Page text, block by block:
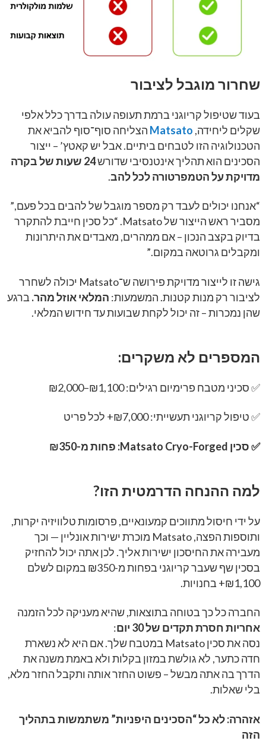
שחרור מוגבל לציבור
בעוד שטיפול קריוגני ברמת תעופה עולה בדרך כלל אלפי
שקלים ליחידה, Matsato הצליחה סוף־סוף להביא את
הטכנולוגיה הזו לטבחים ביתיים. אבל יש קאטץ’ – ייצור
הסכינים הוא תהליך אינטנסיבי שדורש24 שעות של בקרה
מדויקת על הטמפרטורה לכל להב.
“אנחנו יכולים לעבד רק מספר מוגבל של להבים בכל פעם,”
מסביר ראש הייצור של Matsato. “כל סכין חייבת להתקרר
בדיוק בקצב הנכון – אם ממהרים, מאבדים את היתרונות
ומקבלים גרוטאה במקום.”
גישה זו לייצור מדויקת פירושה ש־Matsato יכולה לשחרר
לציבור רק מנות קטנות. המשמעות: המלאי אוזל מהר. ברגע
שהן נמכרות – זה יכול לקחת שבועות עד חידוש המלאי.
המספרים לא משקרים:
✅ סכיני מטבח פרימיום רגילים: ‏₪1,100–₪2,000
✅ טיפול קריוגני תעשייתי: ‏₪7,000+ לכל פריט
✅ סכין Matsato Cryo-Forged: פחות מ-‏₪350
למה ההנחה הדרמטית הזו?
על ידי חיסול מתווכים קמעונאיים, פרסומות טלוויזיה יקרות,
ותוספות הפצה, Matsato מוכרת ישירות אונליין — וכך
מעבירה את החיסכון ישירות אליך. לכן אתה יכול להחזיק
בסכין שף שעבר קריוגני בפחות מ-‏₪350 במקום לשלם
₪1,100+ בחנויות.
החברה כל כך בטוחה בתוצאות, שהיא מעניקה לכל הזמנה
אחריות חסרת תקדים של 30 יום
:
נסה את סכין Matsato במטבח שלך. אם היא לא נשארת
חדה כתער, לא גולשת במזון בקלות ולא באמת משנה את
הדרך בה אתה מבשל – פשוט החזר אותה ותקבל החזר מלא,
בלי שאלות.
אזהרה: לא כל “הסכינים היפניות” משתמשות בתהליך
הזה